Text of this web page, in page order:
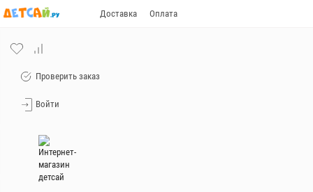
Доставка Оплата
Проверить заказ
Войти